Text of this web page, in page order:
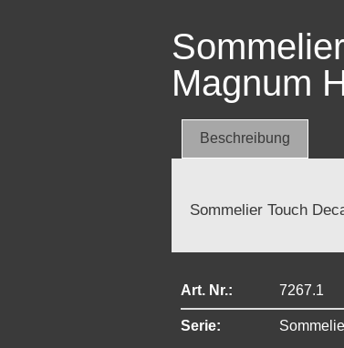
Magnum
Beschreibung
Sommelier Touch
Art. Nr.: 7267.1
Serie: